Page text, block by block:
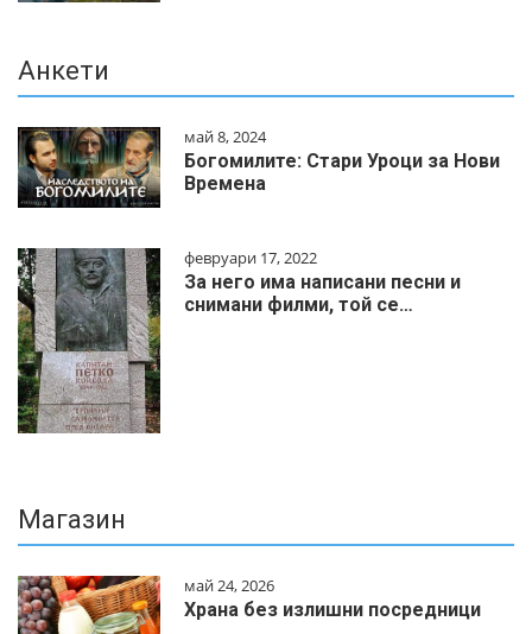
Анкети
май 8, 2024
Богомилите: Стари Уроци за Нови
Времена
февруари 17, 2022
За него има написани песни и
снимани филми, той се…
Магазин
май 24, 2026
Храна без излишни посредници